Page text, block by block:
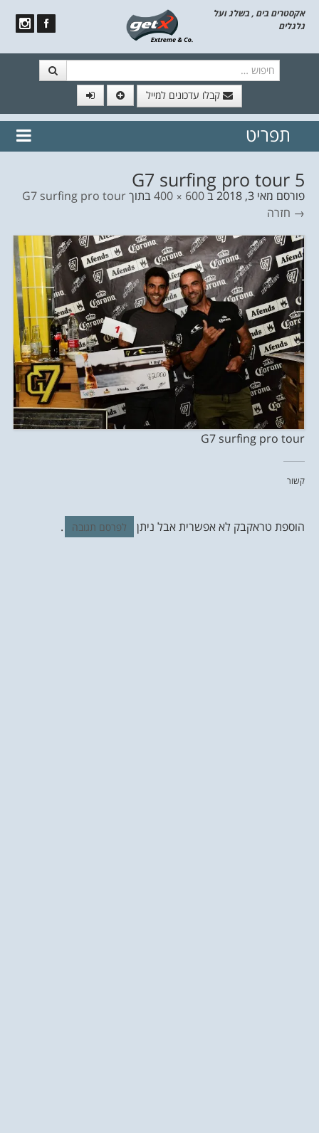
אקסטרים בים , בשלג ועל
גלגלים
קבלו עדכונים למייל
// הצטרף לרשימת תפוצה!
נשמח
תפריט
G7 surfing pro tour 5
פורסם מאי 3, 2018 ב600 × 400 בתוךG7 surfing pro tour
→ חזרה
G7 surfing pro tour
קשור
הוספת טראקבק לא אפשרית אבל ניתן לפרסם תגובה .